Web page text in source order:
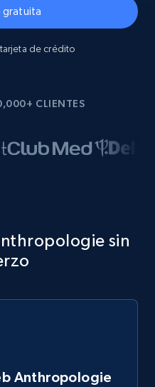
gratuita
de crédito
CLIENTES
sin
Anthropologie